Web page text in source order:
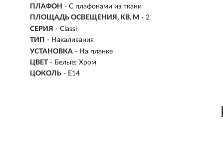
ПЛАФОН - С плафонами из ткани
ПЛОЩАДЬ ОСВЕЩЕНИЯ, КВ. М - 2
СЕРИЯ - Classi
ТИП - Накаливания
УСТАНОВКА - На планке
ЦВЕТ - Белые; Хром
ЦОКОЛЬ - E14